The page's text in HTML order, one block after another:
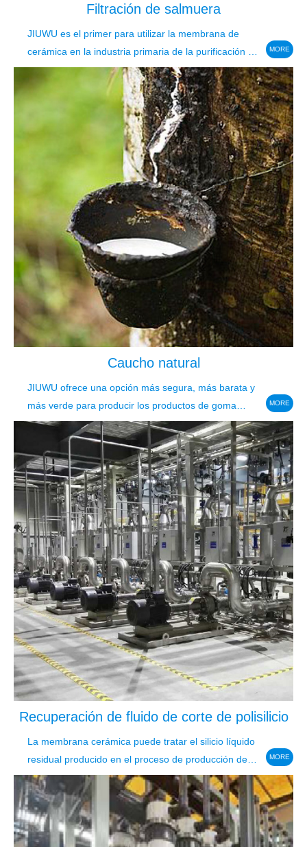
Filtración de salmuera
JIUWU es el primer para utilizar la membrana de
cerámica en la industria primaria de la purificación de
la salmuera.
MORE
Caucho natural
JIUWU ofrece una opción más segura, más barata y
más verde para producir los productos de goma
desnatados de alta calidad.
MORE
Recuperación de fluido de corte de polisilicio
La membrana cerámica puede tratar el silicio líquido
residual producido en el proceso de producción de
energía solar.
MORE